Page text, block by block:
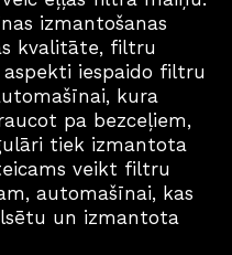
izmantošanas
kvalitāte, filtru
iespaido filtru
kura
pa bezceļiem,
tiek izmantota
veikt filtru
automašīnai, kas
un izmantota